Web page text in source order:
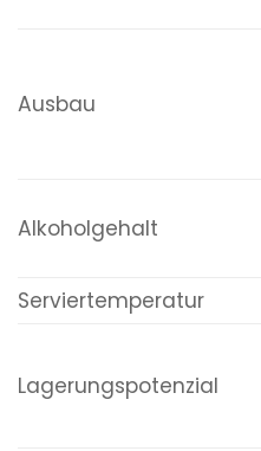
Ausbau
Alkoholgehalt
Serviertemperatur
Lagerungspotenzial